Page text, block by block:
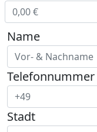
Name
Telefonnummer
Stadt